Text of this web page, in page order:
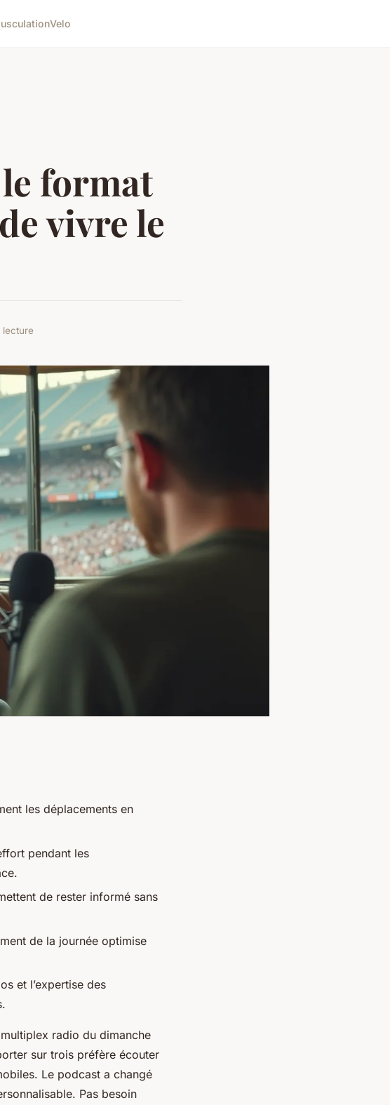
Velo
format
vivre le
lecture
les déplacements en
pendant les
de rester informé sans
de la journée optimise
et l’expertise des
radio du dimanche
sur trois préfère écouter
Le podcast a changé
Pas besoin